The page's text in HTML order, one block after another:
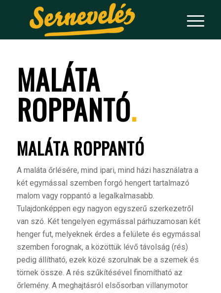
MALÁTA
ROPPANTÓ.
MALÁTA ROPPANTÓ
A maláta őrlésére, mind ipari, mind házi használatra a
két egymással szemben forgó hengert tartalmazó
malom vagy roppantó a legalkalmasabb.
Tulajdonképpen egy nagyon egyszerű szerkezetről
van szó. Két tengelyen egymással párhuzamosan két
henger fut, melyeknek érdes a felülete és egymással
szemben forognak, a közöttük lévő távolság (rés)
pedig állítható, ezek közé szorulnak be a szemek és
törnek össze. A rés szűkítésével finomítható az
őrlemény. A meghajtásról elsősorban villanymotor